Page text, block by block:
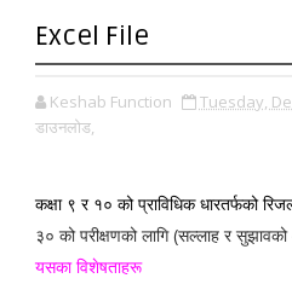
Excel File
Keshab Function Tuesday,
डाउनलोड,
कक्षा ९ र १० को प्राविधिक धारतर्फको
३० को परीक्षणको लागि (सल्लाह र सुझावको
यसका विशेषताहरू